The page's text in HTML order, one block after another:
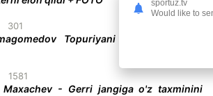
301
Topuriyani taslim bo'lishga
1581
Maxachev - Gerri jangiga o'z taxminini
sportuz.tv
Would like to